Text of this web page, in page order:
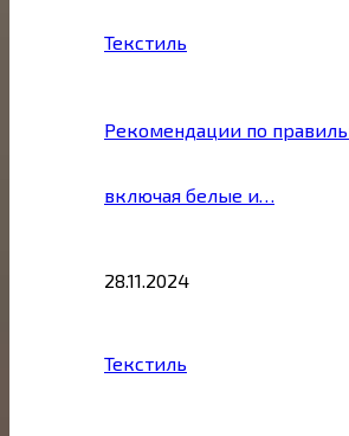
Текстиль
Рекомендации по
включая белые и…
28.11.2024
Текстиль